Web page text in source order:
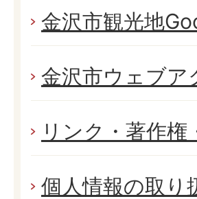
金沢市観光地
金沢市ウェブア
リンク・著作
個人情報の取り